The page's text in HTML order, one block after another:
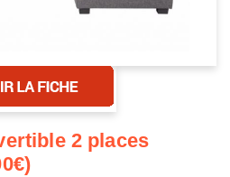
2 places